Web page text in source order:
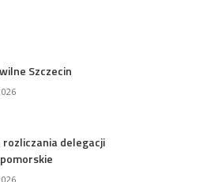
Szczecin
rozliczania delegacji